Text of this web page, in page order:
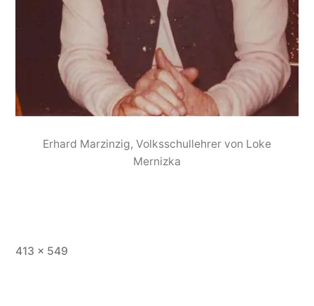
Erhard Marzinzig, Volksschullehrer von Loke
Mernizka
413 × 549